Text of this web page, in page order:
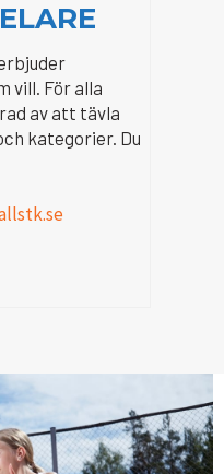
vill. För alla
av att tävla
kategorier. Du